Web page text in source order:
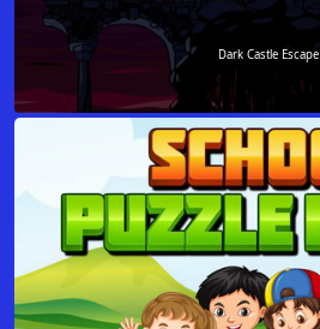
Dark Castle Escape